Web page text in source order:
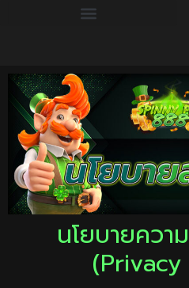
นโยบายควา